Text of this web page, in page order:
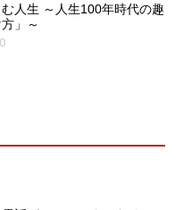
人生 ～人生100年時代の趣
」～